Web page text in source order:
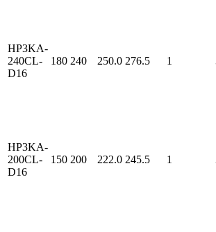
HP3KA-
240CL-
D16
180 240 250.0 276.5 1
HP3KA-
200CL-
D16
150 200 222.0 245.5 1